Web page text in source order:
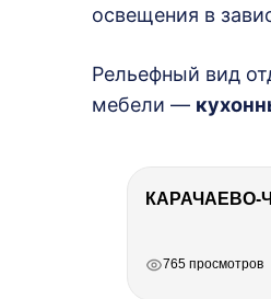
освещения в
Рельефный вид
мебели —
КАРАЧАЕВО-
765 просмотров